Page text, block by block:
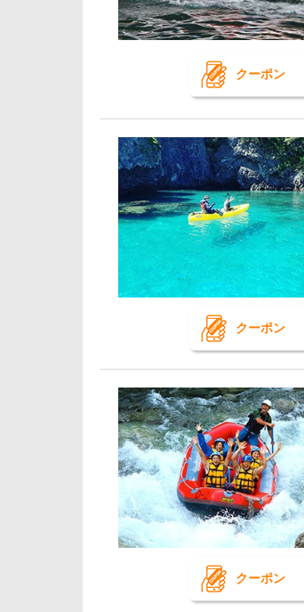
クーポン
クーポン
クーポン